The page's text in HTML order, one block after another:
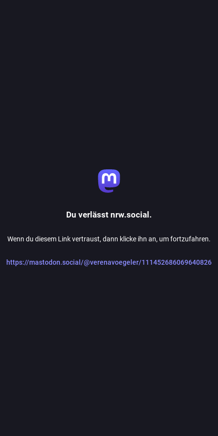
Du verlässt nrw.social.
Wenn du diesem Link vertraust, dann klicke ihn an, um fortzufahren.
https://mastodon.social/@verenavoegeler/111452686069640826